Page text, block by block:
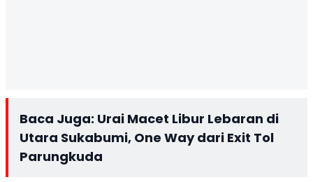
Baca Juga: Urai Macet Libur Lebaran di
Utara Sukabumi, One Way dari Exit Tol
Parungkuda